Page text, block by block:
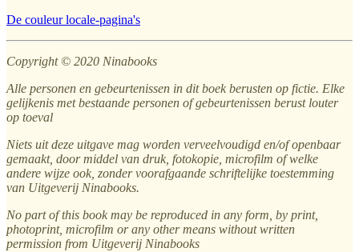
De couleur locale-pagina's
Copyright © 2020 Ninabooks
Alle personen en gebeurtenissen in dit boek berusten op fictie. Elke
gelijkenis met bestaande personen of gebeurtenissen berust louter
op toeval
Niets uit deze uitgave mag worden verveelvoudigd en/of openbaar
gemaakt, door middel van druk, fotokopie, microfilm of welke
andere wijze ook, zonder voorafgaande schriftelijke toestemming
van Uitgeverij Ninabooks.
No part of this book may be reproduced in any form, by print,
photoprint, microfilm or any other means without written
permission from Uitgeverij Ninabooks